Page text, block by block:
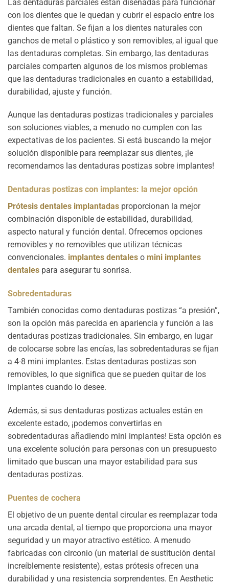
Las dentaduras parciales están diseñadas para funcionar
con los dientes que le quedan y cubrir el espacio entre los
dientes que faltan. Se fijan a los dientes naturales con
ganchos de metal o plástico y son removibles, al igual que
las dentaduras completas. Sin embargo, las dentaduras
parciales comparten algunos de los mismos problemas
que las dentaduras tradicionales en cuanto a estabilidad,
durabilidad, ajuste y función.
Aunque las dentaduras postizas tradicionales y parciales
son soluciones viables, a menudo no cumplen con las
expectativas de los pacientes. Si está buscando la mejor
solución disponible para reemplazar sus dientes, ¡le
recomendamos las dentaduras postizas sobre implantes!
Dentaduras postizas con implantes: la mejor opción
Prótesis dentales implantadas proporcionan la mejor
combinación disponible de estabilidad, durabilidad,
aspecto natural y función dental. Ofrecemos opciones
removibles y no removibles que utilizan técnicas
convencionales. implantes dentales o mini implantes
dentales para asegurar tu sonrisa.
Sobredentaduras
También conocidas como dentaduras postizas “a presión”,
son la opción más parecida en apariencia y función a las
dentaduras postizas tradicionales. Sin embargo, en lugar
de colocarse sobre las encías, las sobredentaduras se fijan
a 4-8 mini implantes. Estas dentaduras postizas son
removibles, lo que significa que se pueden quitar de los
implantes cuando lo desee.
Además, si sus dentaduras postizas actuales están en
excelente estado, ¡podemos convertirlas en
sobredentaduras añadiendo mini implantes! Esta opción es
una excelente solución para personas con un presupuesto
limitado que buscan una mayor estabilidad para sus
dentaduras postizas.
Puentes de cochera
El objetivo de un puente dental circular es reemplazar toda
una arcada dental, al tiempo que proporciona una mayor
seguridad y un mayor atractivo estético. A menudo
fabricadas con circonio (un material de sustitución dental
increíblemente resistente), estas prótesis ofrecen una
durabilidad y una resistencia sorprendentes. En Aesthetic